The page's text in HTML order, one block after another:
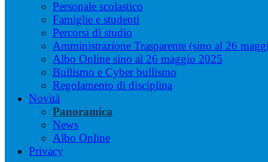
Personale scolastico
Famiglie e studenti
Percorsi di studio
Amministrazione Trasparente (sino al 26
Albo Online sino al 26 maggio 2025
Bullismo e Cyber bullismo
Regolamento di disciplina
Novità
Panoramica
News
Albo Online
Privacy